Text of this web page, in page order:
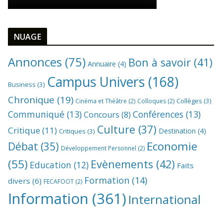
NUAGE
Annonces (75) Annuaire (4) Bon à savoir (41)
Business (3) Campus Univers (168)
Chronique (19) Cinéma et Théâtre (2) Colloques (2) Collèges (3)
Communiqué (13)Concours (8) Conférences (13)
Critique(11) Critiques (3) Culture (37) Destination (4)
Débat (35) Développement Personnel (2) Economie
(55) Education (12) Evènements (42) Faits
divers (6) FECAFOOT (2) Formation (14)
Information (361) International